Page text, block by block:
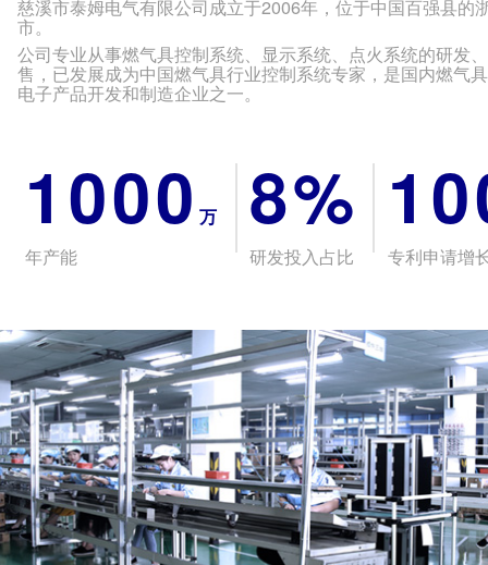
慈溪市泰姆电气有限公司成立于2006年，位于中国百强县的
市。
公司专业从事燃气具控制系统、显示系统、点火系统的研发
售，已发展成为中国燃气具行业控制系统专家，是国内燃气
电子产品开发和制造企业之一。
1000 万
年产能
8%
研发投入占比 专利申请增